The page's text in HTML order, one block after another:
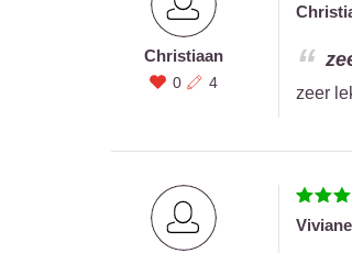
Christiaan
0 4
zeer
Viviane